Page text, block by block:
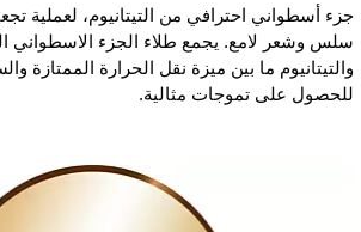
جزء أسطواني احترافي من التيتانيوم، لعملية
سلس وشعر لامع. يجمع طلاء الجزء الاسطواني
والتيتانيوم ما بين ميزة نقل الحرارة الممتازة
للحصول على تموجات مثالية.